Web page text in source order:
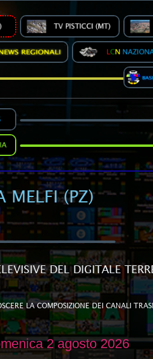
MELFI (PZ)
DEL DIGITALE
LA COMPOSIZIONE DEI CANALI
2 agosto 2026